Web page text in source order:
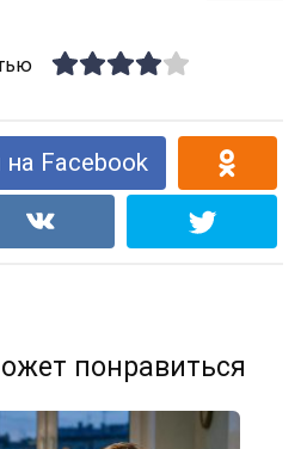
Facebook
понравиться